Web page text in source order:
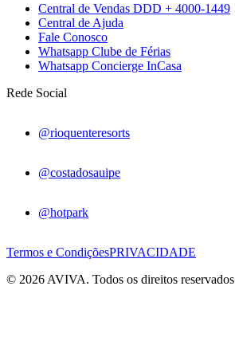
Central de Vendas DDD + 4000-1449
Central de Ajuda
Fale Conosco
Whatsapp Clube de Férias
Whatsapp Concierge InCasa
Rede Social
@rioquenteresorts
@costadosauipe
@hotpark
Termos e CondiçõesPRIVACIDADE
© 2026 AVIVA. Todos os direitos reservados